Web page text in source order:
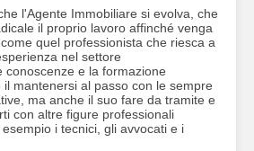
l'Agente Immobiliare si evolva, che
il proprio lavoro affinché venga
quel professionista che riesca a
nel settore
conoscenze e la formazione
mantenersi al passo con le sempre
ma anche il suo fare da tramite e
con altre figure professionali
i tecnici, gli avvocati e i